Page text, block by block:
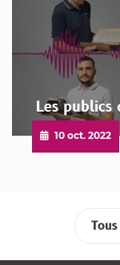
Les publics
Publié
le
10 oct. 2022